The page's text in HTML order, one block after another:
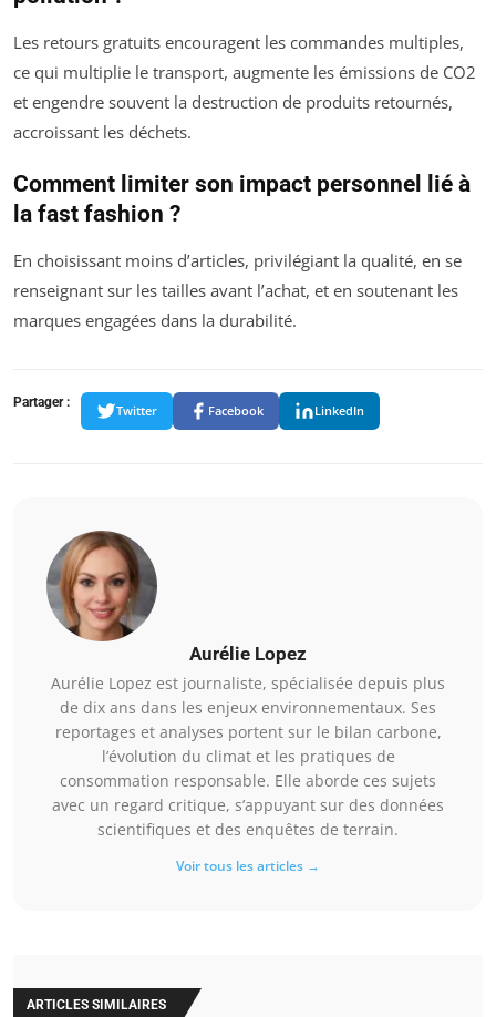
Les retours gratuits encouragent les commandes multiples,
ce qui multiplie le transport, augmente les émissions de CO2
et engendre souvent la destruction de produits retournés,
accroissant les déchets.
Comment limiter son impact personnel lié à
la fast fashion ?
En choisissant moins d’articles, privilégiant la qualité, en se
renseignant sur les tailles avant l’achat, et en soutenant les
marques engagées dans la durabilité.
Partager :
Twitter Facebook LinkedIn
Aurélie Lopez
Aurélie Lopez est journaliste, spécialisée depuis plus
de dix ans dans les enjeux environnementaux. Ses
reportages et analyses portent sur le bilan carbone,
l’évolution du climat et les pratiques de
consommation responsable. Elle aborde ces sujets
avec un regard critique, s’appuyant sur des données
scientifiques et des enquêtes de terrain.
Voir tous les articles →
ARTICLES SIMILAIRES